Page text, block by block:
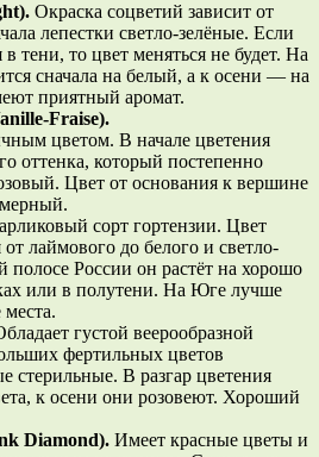
Окраска соцветий зависит от
лепестки светло-зелёные. Если
в тени, то цвет меняться не будет. На
сначала на белый, а к осени — на
приятный аромат.
Fraise).
цветом. В начале цветения
оттенка, который постепенно
Цвет от основания к вершине
сорт гортензии. Цвет
от лаймового до белого и светло-
полосе России он растёт на хорошо
или в полутени. На Юге лучше
густой веерообразной
фертильных цветов
стерильные. В разгар цветения
к осени они розовеют. Хороший
Diamond). Имеет красные цветы и